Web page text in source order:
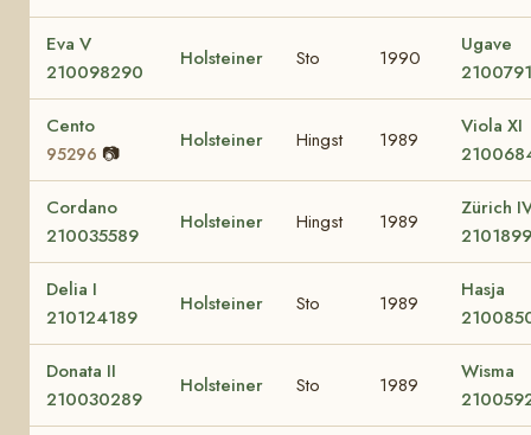
Eva V
210098290
Holsteiner Sto 1990
Ugave
Cento
95296 📷
Holsteiner Hingst 1989
Viola XI
Cordano
210035589
Holsteiner Hingst 1989
Zürich
Delia I
210124189
Holsteiner Sto 1989
Hasja
Donata II
210030289
Holsteiner Sto 1989
Wisma